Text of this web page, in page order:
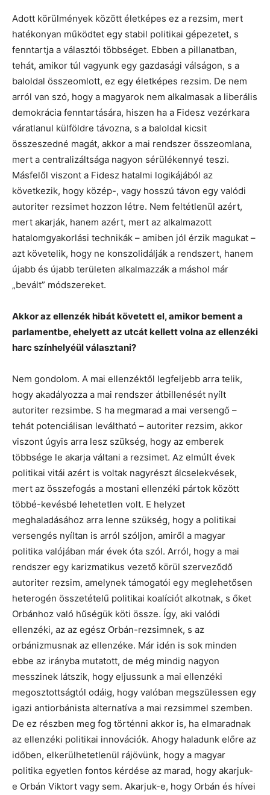
Adott körülmények között életképes ez a rezsim, mert
hatékonyan működtet egy stabil politikai gépezetet, s
fenntartja a választói többséget. Ebben a pillanatban,
tehát, amikor túl vagyunk egy gazdasági válságon, s a
baloldal összeomlott, ez egy életképes rezsim. De nem
arról van szó, hogy a magyarok nem alkalmasak a liberális
demokrácia fenntartására, hiszen ha a Fidesz vezérkara
váratlanul külföldre távozna, s a baloldal kicsit
összeszedné magát, akkor a mai rendszer összeomlana,
mert a centralizáltsága nagyon sérülékennyé teszi.
Másfelől viszont a Fidesz hatalmi logikájából az
következik, hogy közép-, vagy hosszú távon egy valódi
autoriter rezsimet hozzon létre. Nem feltétlenül azért,
mert akarják, hanem azért, mert az alkalmazott
hatalomgyakorlási technikák – amiben jól érzik magukat –
azt követelik, hogy ne konszolidálják a rendszert, hanem
újabb és újabb területen alkalmazzák a máshol már
„bevált” módszereket.
Akkor az ellenzék hibát követett el, amikor bement a
parlamentbe, ehelyett az utcát kellett volna az ellenzéki
harc színhelyéül választani?
Nem gondolom. A mai ellenzéktől legfeljebb arra telik,
hogy akadályozza a mai rendszer átbillenését nyílt
autoriter rezsimbe. S ha megmarad a mai versengő –
tehát potenciálisan leváltható – autoriter rezsim, akkor
viszont úgyis arra lesz szükség, hogy az emberek
többsége le akarja váltani a rezsimet. Az elmúlt évek
politikai vitái azért is voltak nagyrészt álcselekvések,
mert az összefogás a mostani ellenzéki pártok között
többé-kevésbé lehetetlen volt. E helyzet
meghaladásához arra lenne szükség, hogy a politikai
versengés nyíltan is arról szóljon, amiről a magyar
politika valójában már évek óta szól. Arról, hogy a mai
rendszer egy karizmatikus vezető körül szerveződő
autoriter rezsim, amelynek támogatói egy meglehetősen
heterogén összetételű politikai koalíciót alkotnak, s őket
Orbánhoz való hűségük köti össze. Így, aki valódi
ellenzéki, az az egész Orbán-rezsimnek, s az
orbánizmusnak az ellenzéke. Már idén is sok minden
ebbe az irányba mutatott, de még mindig nagyon
messzinek látszik, hogy eljussunk a mai ellenzéki
megosztottságtól odáig, hogy valóban megszülessen egy
igazi antiorbánista alternatíva a mai rezsimmel szemben.
De ez részben meg fog történni akkor is, ha elmaradnak
az ellenzéki politikai innovációk. Ahogy haladunk előre az
időben, elkerülhetetlenül rájövünk, hogy a magyar
politika egyetlen fontos kérdése az marad, hogy akarjuk-
e Orbán Viktort vagy sem. Akarjuk-e, hogy Orbán és hívei